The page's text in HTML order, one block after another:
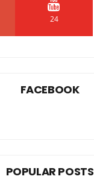
24
FACEBOOK
POPULAR POSTS